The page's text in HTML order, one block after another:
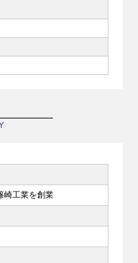
崎工業を創業